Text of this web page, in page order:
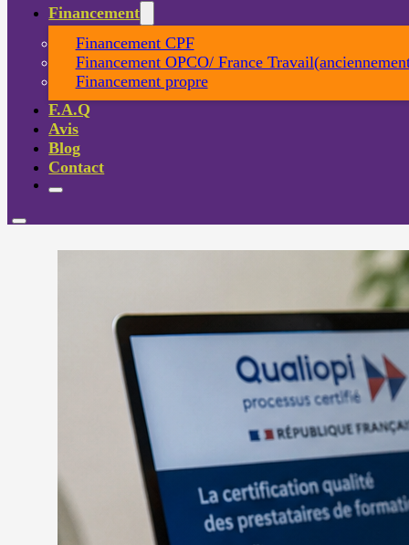
Financement
Financement CPF
Financement OPCO/ France
Financement propre
F.A.Q
Avis
Blog
Contact